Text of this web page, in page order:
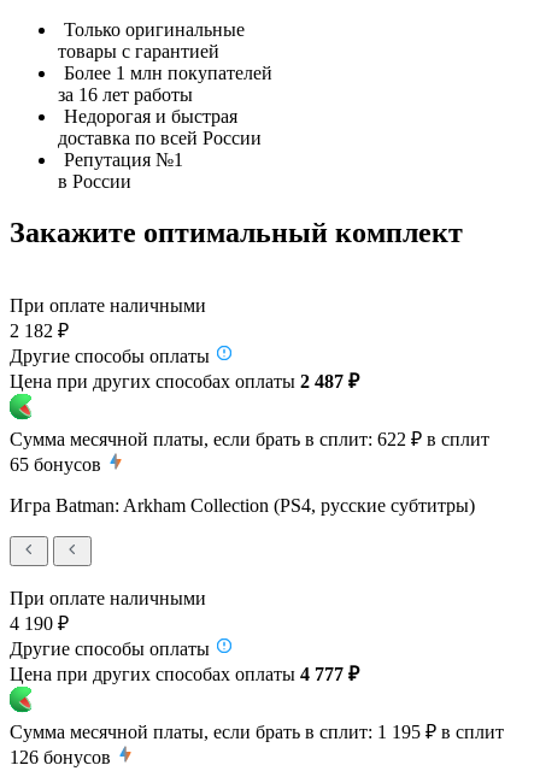
Только оригинальные
товары с гарантией
Более 1 млн покупателей
за 16 лет работы
Недорогая и быстрая
доставка по всей России
Репутация №1
в России
Закажите оптимальный комплект
При оплате наличными
2 182 ₽
Другие способы оплаты
Цена при других способах оплаты 2 487 ₽
Сумма месячной платы, если брать в сплит: 622 ₽ в сплит
65 бонусов
Игра Batman: Arkham Collection (PS4, русские субтитры)
При оплате наличными
4 190 ₽
Другие способы оплаты
Цена при других способах оплаты 4 777 ₽
Сумма месячной платы, если брать в сплит: 1 195 ₽ в сплит
126 бонусов